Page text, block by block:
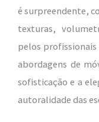
é surpreendente,
texturas,
pelos
abordagens de
sofisticação e a
autoralidade das